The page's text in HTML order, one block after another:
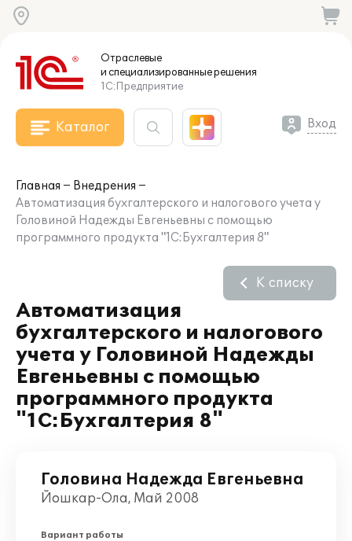
Отраслевые
и специализированныерешения
1С:Предприятие
Каталог Вход
Главная
Внедрения
Автоматизация бухгалтерского и налогового учета у
Головиной Надежды Евгеньевны с помощью
программного продукта "1С:Бухгалтерия 8"
Автоматизация
бухгалтерского и налогового
учета у Головиной Надежды
Евгеньевны с помощью
программного продукта
"1С:Бухгалтерия 8"
К списку
Головина Надежда Евгеньевна
Йошкар-Ола, Май 2008
Вариант работы